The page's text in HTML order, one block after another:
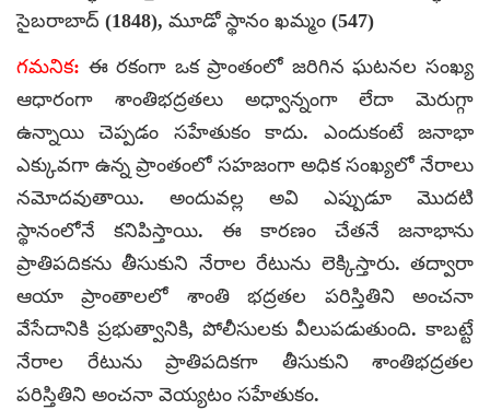
సైబరాబాద్ (1848), మూడో స్థానం ఖమ్మం (547)
గమనిక: ఈ రకంగా ఒక ప్రాంతంలో జరిగిన ఘటనల సంఖ్య
ఆధారంగా శాంతిభద్రతలు అధ్వాన్నంగా లేదా మెరుగ్గా
ఉన్నాయి చెప్పడం సహేతుకం కాదు. ఎందుకంటే జనాభా
ఎక్కువగా ఉన్న ప్రాంతంలో సహజంగా అధిక సంఖ్యలో నేరాలు
నమోదవుతాయి. అందువల్ల అవి ఎప్పుడూ మొదటి
స్థానంలోనే కనిపిస్తాయి. ఈ కారణం చేతనే జనాభాను
ప్రాతిపదికను తీసుకుని నేరాల రేటును లెక్కిస్తారు. తద్వారా
ఆయా ప్రాంతాలలో శాంతి భద్రతల పరిస్తితిని అంచనా
వేసేదానికి ప్రభుత్వానికి, పోలీసులకు వీలుపడుతుంది. కాబట్టే
నేరాల రేటును ప్రాతిపదికగా తీసుకుని శాంతిభద్రతల
పరిస్తితిని అంచనా వెయ్యటం సహేతుకం.